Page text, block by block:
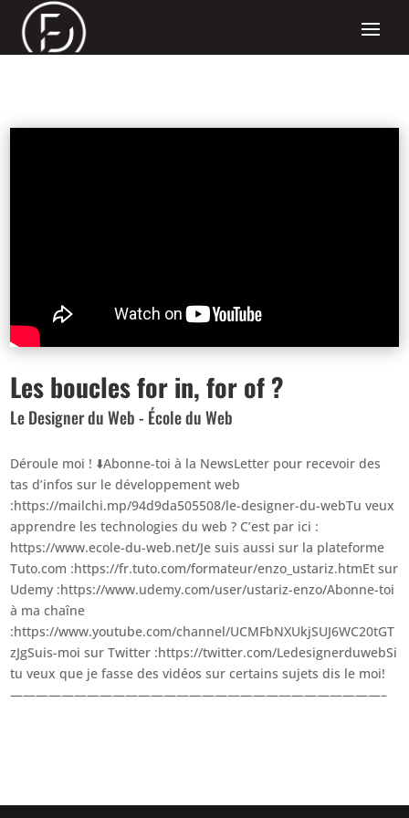
Les boucles for in, for of ?
Le Designer du Web - École du Web
Déroule moi ! ⬇️Abonne-toi à la NewsLetter pour recevoir des
tas d’infos sur le développement web
:https://mailchi.mp/94d9da505508/le-designer-du-webTu veux
apprendre les technologies du web ? C’est par ici :
https://www.ecole-du-web.net/Je suis aussi sur la plateforme
Tuto.com :https://fr.tuto.com/formateur/enzo_ustariz.htmEt sur
Udemy :https://www.udemy.com/user/ustariz-enzo/Abonne-toi
à ma chaîne
:https://www.youtube.com/channel/UCMFbNXUkjSUJ6WC20tGT
zJgSuis-moi sur Twitter :https://twitter.com/LedesignerduwebSi
tu veux que je fasse des vidéos sur certains sujets dis le moi!
—————————————————————————————–